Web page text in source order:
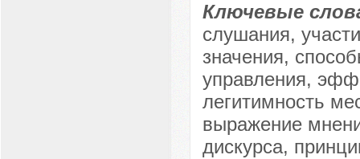
Ключевые
слушания,
значения,
управления,
легитимность
выражение
дискурса,